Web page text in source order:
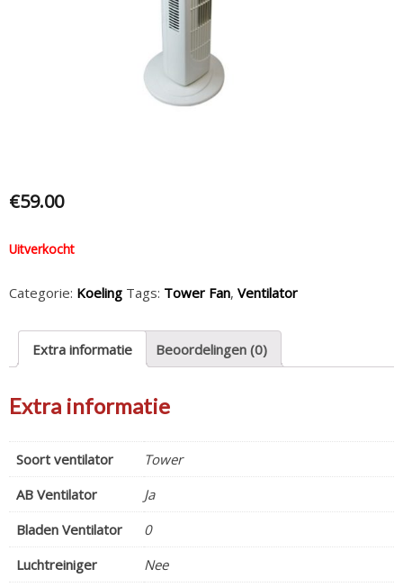
€59.00
Uitverkocht
Categorie: Koeling Tags: Tower Fan, Ventilator
Extra informatie Beoordelingen (0)
Extra informatie
Soort ventilator
Tower
AB Ventilator
Ja
Bladen Ventilator
0
Luchtreiniger
Nee